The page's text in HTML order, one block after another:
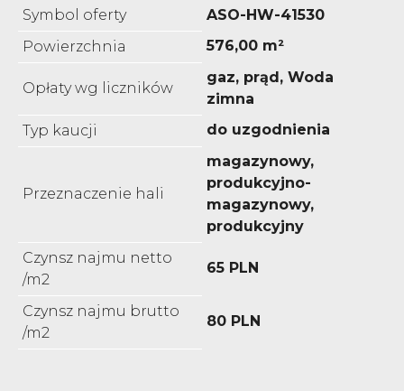
Symbol oferty
ASO-HW-41530
Powierzchnia
576,00 m²
Opłaty wg liczników
gaz, prąd, Woda
zimna
Typ kaucji
do uzgodnienia
Przeznaczenie hali
magazynowy,
produkcyjno-
magazynowy,
produkcyjny
Czynsz najmu netto
/m2
65 PLN
Czynsz najmu brutto
/m2
80 PLN